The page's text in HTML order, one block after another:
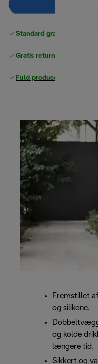
Standard gratis levering
Gratis returneringer
Fuld producentgaranti
Fremstillet
og silikone.
og kolde
længere tid.
Sikkert og